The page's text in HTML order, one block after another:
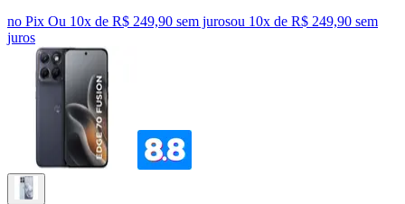
no Pix Ou 10x de R$ 249,90 sem jurosou 10x de R$ 249,90 sem
juros